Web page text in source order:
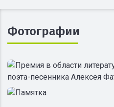
Фотографии